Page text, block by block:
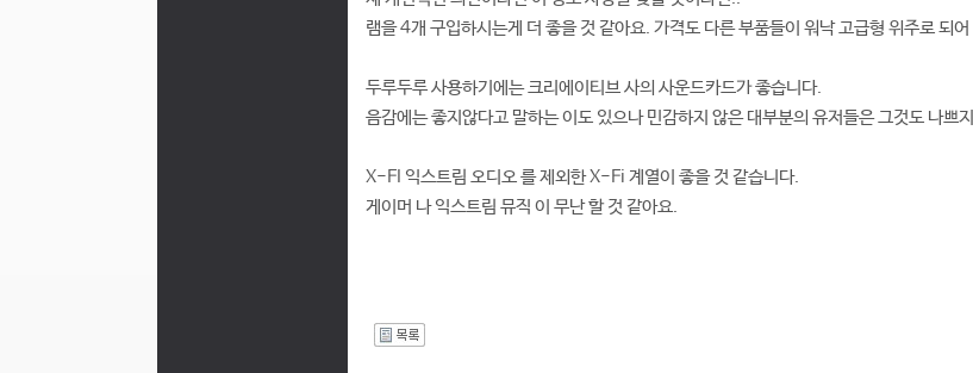
램을 4개 구입하시는게 더 좋을 것 같아요. 가격도 다른 부품들이 워낙 고급형 위주로 되
두루두루 사용하기에는 크리에이티브 사의 사운드카드가 좋습니다.
음감에는 좋지않다고 말하는 이도 있으나 민감하지 않은 대부분의 유저들은 그것도 나쁘
X-FI 익스트림 오디오 를 제외한 X-Fi 계열이 좋을 것 같습니다.
게이머 나 익스트림 뮤직 이 무난 할 것 같아요.